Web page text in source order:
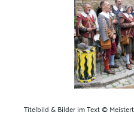
Titelbild &Bilder im Text©